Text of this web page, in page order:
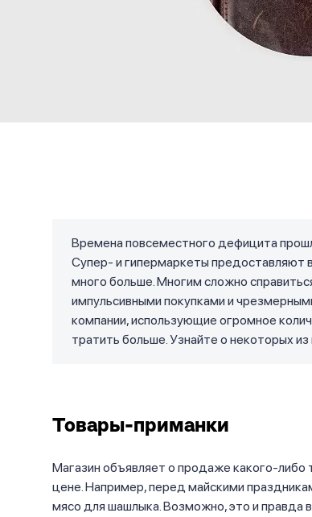
Времена повсеместного дефицита
Супер- и гипермаркеты предоставляют
много больше. Многим сложно
импульсивными покупками и
компании, использующие огромное
тратить больше. Узнайте о некоторых
Товары-приманки
Магазин объявляет о продаже какого-либо
цене. Например, перед майскими
мясо для шашлыка. Возможно, это и правда